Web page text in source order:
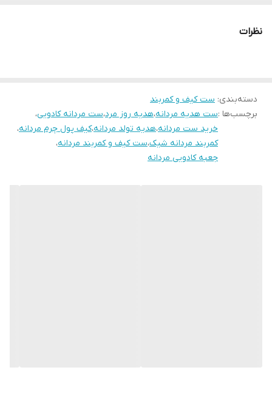
برای دیدن سایر مدل‌ها از
نظرات
دسته‌بندی: ست‌ کیف و کمربند
برچسب‌ها :ست هدیه مردانه،هدیه روز مرد،ست مردانه کادویی،
خرید ست مردانه،هدیه تولد مردانه،کیف پول چرم مردانه،
کمربند مردانه شیک،ست کیف و کمربند مردانه،
جعبه کادویی مردانه